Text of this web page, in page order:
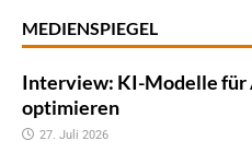
MEDIENSPIEGEL
Interview: KI-Modelle für
optimieren
27. Juli 2026